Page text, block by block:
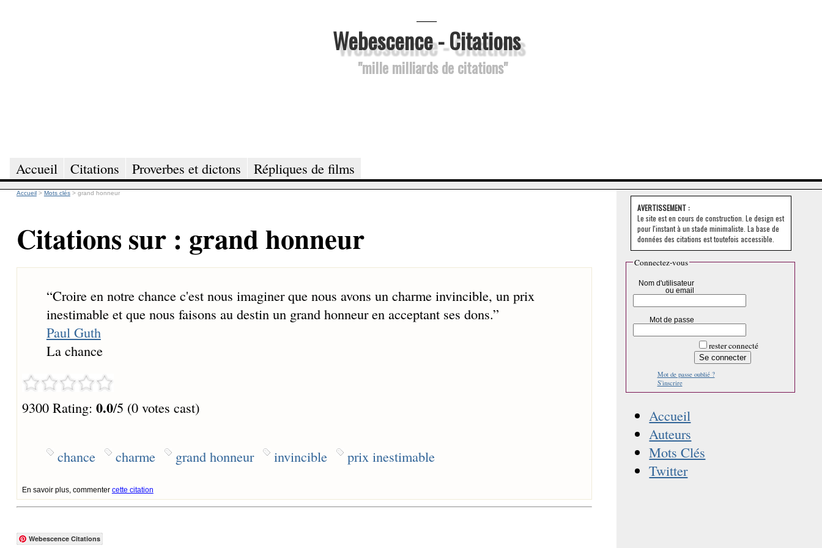
Webescence - Citations
"mille milliards de citations"
Accueil Citations Proverbes et dictons Répliques de films
Accueil > Mots clés > grand honneur
Citations sur : grand honneur
“Croire en notre chance c'est nous imaginer que nous avons un charme invincible, un prix
inestimable et que nous faisons au destin un grand honneur en acceptant ses dons.”
Paul Guth
La chance
9300 Rating: 0.0/5 (0 votes cast)
chance charme grand honneur invincible prix inestimable
En savoir plus, commenter cette citation
Webescence Citations
AVERTISSEMENT :
Le site est en cours de construction. Le design est
pour l'instant à un stade minimaliste. La base de
données des citations est toutefois accessible.
Connectez-vous
Nom d'utilisateur
ou email
Mot de passe
rester connecté
Mot de passe oublié ?
S'inscrire
Accueil
Auteurs
Mots Clés
Twitter